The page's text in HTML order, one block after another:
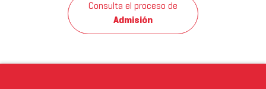
Consulta el proceso de
Admisión